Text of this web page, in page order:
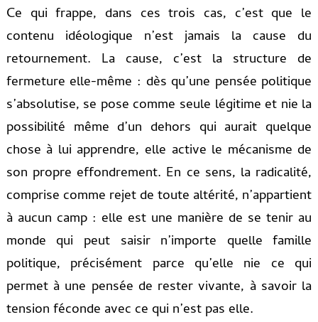
Ce qui frappe, dans ces trois cas, c’est que le
contenu idéologique n’est jamais la cause du
retournement. La cause, c’est la structure de
fermeture elle-même : dès qu’une pensée politique
s’absolutise, se pose comme seule légitime et nie la
possibilité même d’un dehors qui aurait quelque
chose à lui apprendre, elle active le mécanisme de
son propre effondrement. En ce sens, la radicalité,
comprise comme rejet de toute altérité, n’appartient
à aucun camp : elle est une manière de se tenir au
monde qui peut saisir n’importe quelle famille
politique, précisément parce qu’elle nie ce qui
permet à une pensée de rester vivante, à savoir la
tension féconde avec ce qui n’est pas elle.